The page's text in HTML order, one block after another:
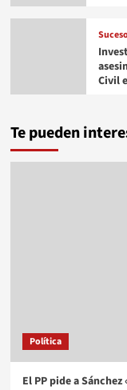
Civil
Te pueden
Política
El PP pide a